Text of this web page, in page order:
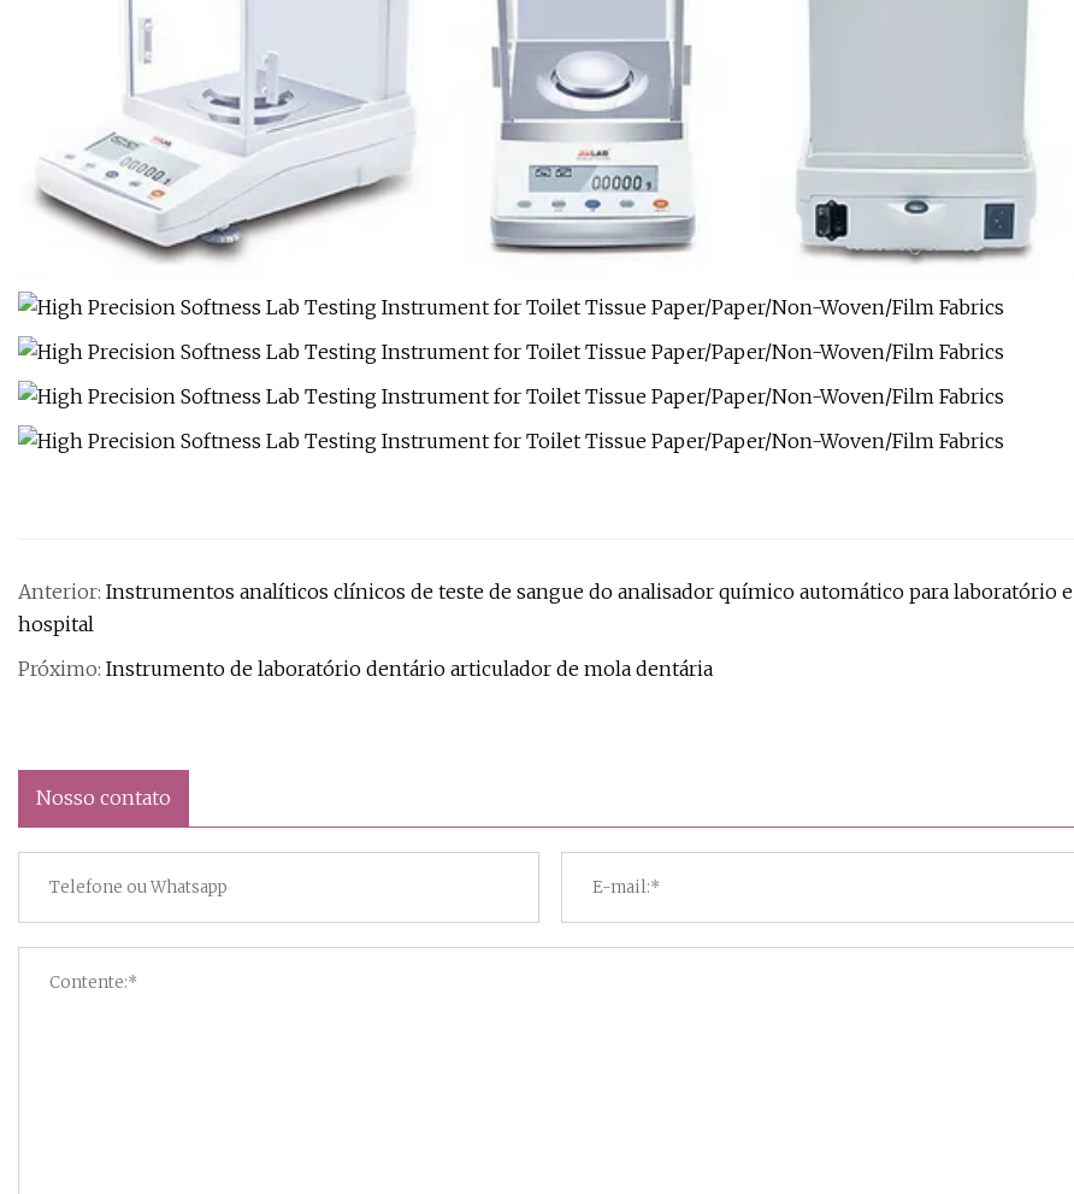
Anterior: Instrumentos analíticos clínicos de teste de sangue do analisador químico automático para laboratório e
hospital
Próximo: Instrumento de laboratório dentário articulador de mola dentária
Nosso contato